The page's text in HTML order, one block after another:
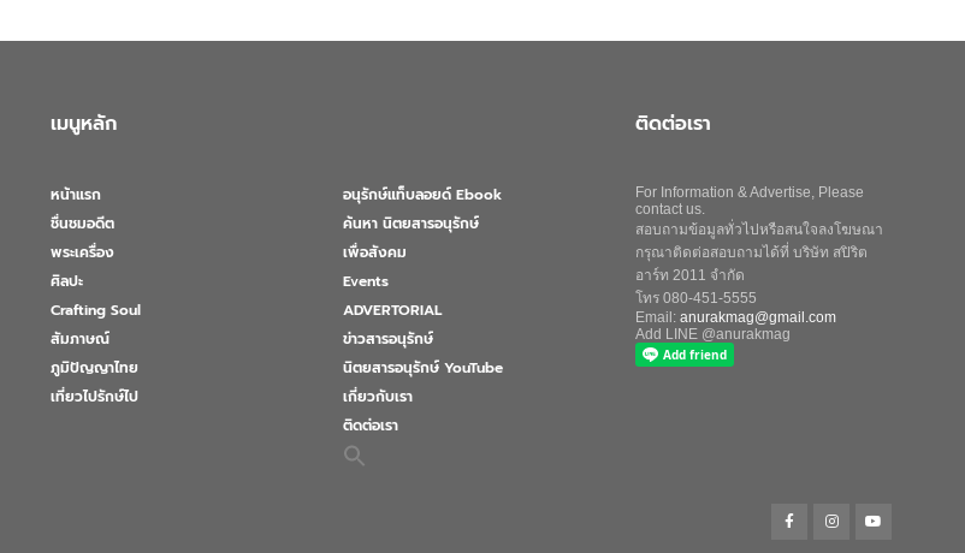
เมนูหลัก
หน้าแรก
ชื่นชมอดีต
พระเครื่อง
ศิลปะ
Crafting Soul
สัมภาษณ์
ภูมิปัญญาไทย
เที่ยวไปรักษ์ไป
อนุรักษ์แท็บลอยด์ Ebook
ค้นหา นิตยสารอนุรักษ์
เพื่อสังคม
Events
ADVERTORIAL
ข่าวสารอนุรักษ์
นิตยสารอนุรักษ์ YouTube
เกี่ยวกับเรา
ติดต่อเรา
ติดต่อเรา
For Information & Advertise, Please
contact us.
สอบถามข้อมูลทั่วไปหรือสนใจลงโฆษณา
กรุณาติดต่อสอบถามได้ที่ บริษัท สปิริต
อาร์ท 2011 จำกัด
โทร 080-451-5555
Email: anurakmag@gmail.com
Add LINE @anurakmag